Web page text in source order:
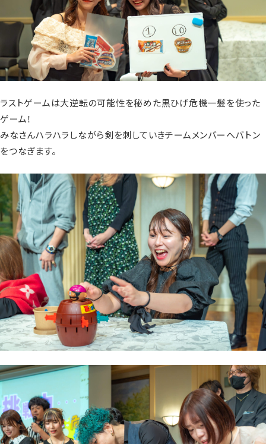
ラストゲームは大逆転の可能性を秘めた黒ひげ危機一髪を使った
ゲーム！
みなさんハラハラしながら剣を刺していきチームメンバーへバトン
をつなぎます。